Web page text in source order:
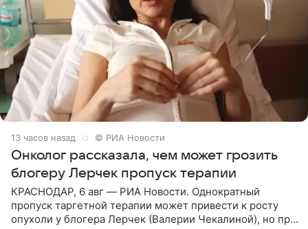
13 часов назад © РИА Новости
Онколог рассказала, чем может грозить
блогеру Лерчек пропуск терапии
КРАСНОДАР, 6 авг — РИА Новости. Однократный
пропуск таргетной терапии может привести к росту
опухоли у блогера Лерчек (Валерии Чекалиной), но при